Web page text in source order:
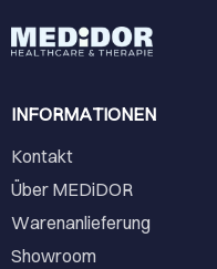
INFORMATIONEN
Kontakt
Über MEDiDOR
Warenanlieferung
Showroom